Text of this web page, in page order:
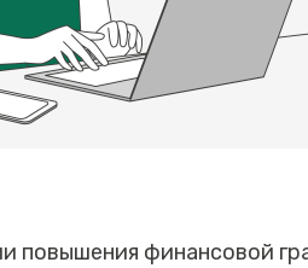
повышения финансовой